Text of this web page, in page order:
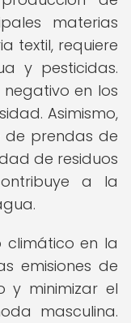
materias
textil, requiere
y pesticidas.
en los
Asimismo,
prendas de
de residuos
a la
climático en la
emisiones de
y minimizar el
masculina.